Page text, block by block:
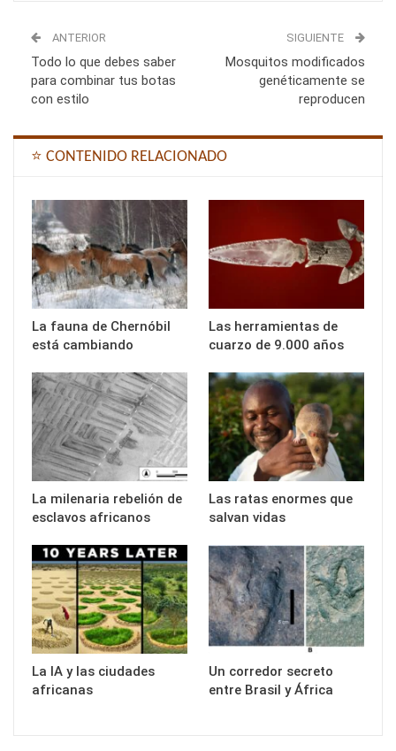
ANTERIOR
Todo lo que debes saber
para combinar tus botas
con estilo
SIGUIENTE
Mosquitos modificados
genéticamente se
reproducen
⭐ CONTENIDO RELACIONADO
La fauna de Chernóbil
está cambiando
Las herramientas de
cuarzo de 9.000 años
La milenaria rebelión de
esclavos africanos
Las ratas enormes que
salvan vidas
La IA y las ciudades
africanas
Un corredor secreto
entre Brasil y África